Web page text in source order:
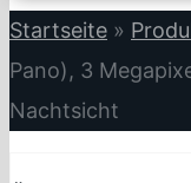
Startseite »
Pano), 3
Nachtsicht